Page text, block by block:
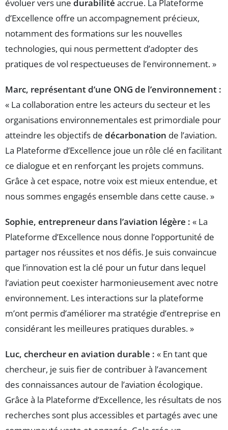
évoluer vers une durabilité accrue. La Plateforme
d’Excellence offre un accompagnement précieux,
notamment des formations sur les nouvelles
technologies, qui nous permettent d’adopter des
pratiques de vol respectueuses de l’environnement. »
Marc, représentant d’une ONG de l’environnement :
« La collaboration entre les acteurs du secteur et les
organisations environnementales est primordiale pour
atteindre les objectifs de décarbonation de l’aviation.
La Plateforme d’Excellence joue un rôle clé en facilitant
ce dialogue et en renforçant les projets communs.
Grâce à cet espace, notre voix est mieux entendue, et
nous sommes engagés ensemble dans cette cause. »
Sophie, entrepreneur dans l’aviation légère : « La
Plateforme d’Excellence nous donne l’opportunité de
partager nos réussites et nos défis. Je suis convaincue
que l’innovation est la clé pour un futur dans lequel
l’aviation peut coexister harmonieusement avec notre
environnement. Les interactions sur la plateforme
m’ont permis d’améliorer ma stratégie d’entreprise en
considérant les meilleures pratiques durables. »
Luc, chercheur en aviation durable : « En tant que
chercheur, je suis fier de contribuer à l’avancement
des connaissances autour de l’aviation écologique.
Grâce à la Plateforme d’Excellence, les résultats de nos
recherches sont plus accessibles et partagés avec une